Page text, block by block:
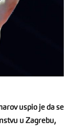
uspio je da se
u Zagrebu,